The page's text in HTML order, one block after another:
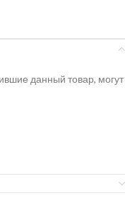
данный товар, могут